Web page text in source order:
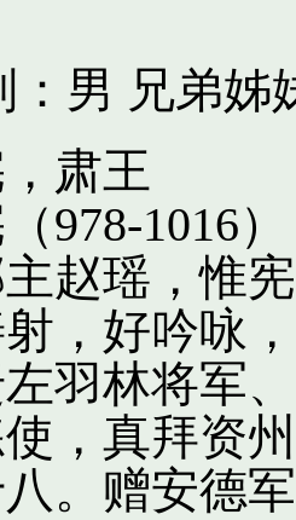
：男 兄弟姊
肃王
978-1016
赵瑶，惟
，好吟咏
羽林将军
，真拜资
。赠安德